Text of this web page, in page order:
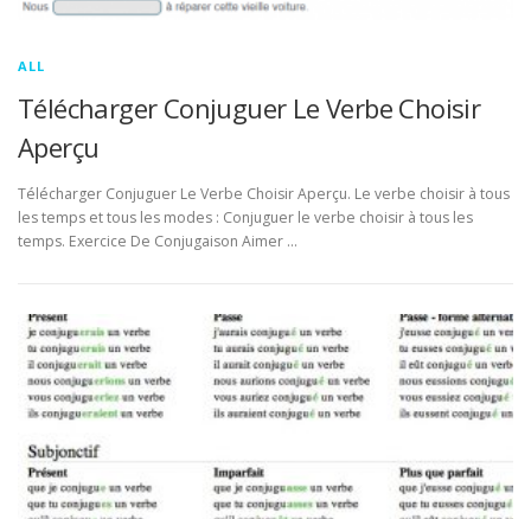
ALL
Télécharger Conjuguer Le Verbe Choisir
Aperçu
Télécharger Conjuguer Le Verbe Choisir Aperçu. Le verbe choisir à tous
les temps et tous les modes : Conjuguer le verbe choisir à tous les
temps. Exercice De Conjugaison Aimer …